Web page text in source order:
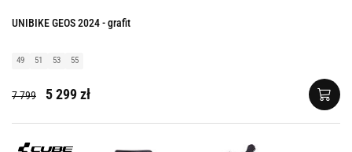
UNIBIKE GEOS 2024 - grafit
49 51 53 55
7 799 5 299 zł